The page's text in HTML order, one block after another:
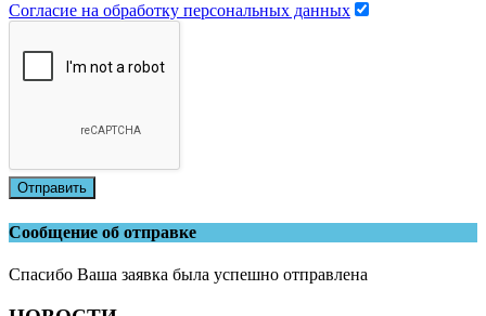
Согласие на обработку персональных данных
Отправить
Сообщение об отправке
Спасибо Ваша заявка была успешно отправлена